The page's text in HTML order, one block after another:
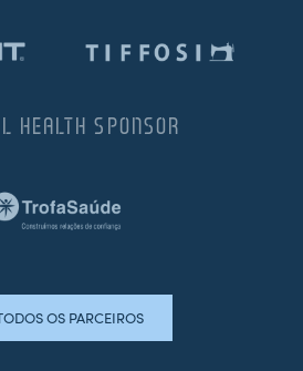
HEALTH SPONSOR
OS PARCEIROS